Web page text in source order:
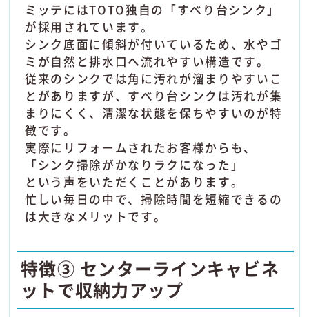
ミッテにはTOTO独自の「すべり台シンク」
が採用されています。
シンク底面に傾斜が付いているため、水やゴ
ミが自然と排水口へ流れやすい構造です。
従来のシンクでは角に汚れが溜まりやすいこ
とがありますが、すべり台シンクは汚れが集
まりにくく、清潔な状態を保ちやすいのが特
徴です。
実際にリフォームされたお客様からも、
「シンク掃除がかなりラクになった」
という声をいただくことがあります。
忙しい毎日の中で、掃除時間を短縮できるの
は大きなメリットです。
特徴③ センターラインキャビネ
ットで収納力アップ